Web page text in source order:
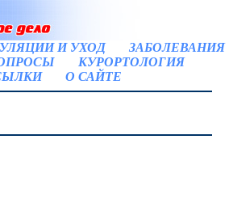
И УХОД
ЗАБОЛЕВАНИЯ
КУРОРТОЛОГИЯ
О САЙТЕ